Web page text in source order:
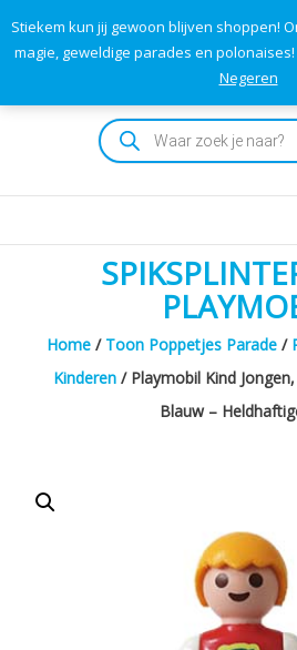
Stiekem kun jij gewoon blijven shoppen!
magie, geweldige parades en
Negeren
content
Playmodok
Tweedehands
dromen
voor
iedereen
Producten
zoeken
Home/ Toon Poppetjes Parade/
Kinderen/ Playmobil Kind
Blauw –